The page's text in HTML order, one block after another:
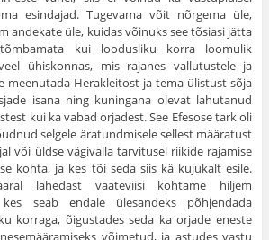
esindajad. Tuge­vama võit nõrgema üle,
andekate üle, kuidas võinuks see tõsiasi jätta
kui loodusliku korra loomulik
ühiskonnas, mis rajanes vallutustele ja
meenutada Herakleitost ja tema ülistust sõja
isana ning kuningana olevat lahutanud
kui ka vabad orjadest. See Efesose tark oli
selgele äratundmisele sellest määratust
või üldse vägivalla tarvitusel riikide rajamise
kohta, ja kes tõi seda siis kä kujukalt esile.
lähedast vaateviisi kohtame hiljem
seab endale ülesandeks põhjendada
korraga, õigustades seda ka orjade eneste
võimetud, ja astudes vastu